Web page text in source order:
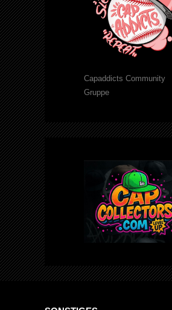
Capaddicts Community
Gruppe